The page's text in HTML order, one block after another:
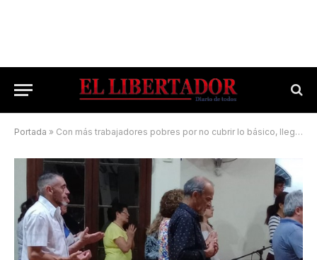
Portada » Con más trabajadores pobres por no cubrir lo básico, llega San Cayetano